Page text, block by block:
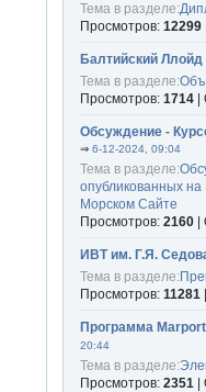
Тема в разделе:
Просмотров:12299
Балтийский Ллойд
Тема в разделе:
Просмотров:1714 |
Обсуждение -
⇒6-12-2024, 09:04
Тема в разделе:
опубликованных
Морском Сайте
Просмотров:2160
ИВТ им. Г.Я.
Тема в разделе:
Просмотров:11281
Программа
20:44
Тема в разделе:
Просмотров:2351